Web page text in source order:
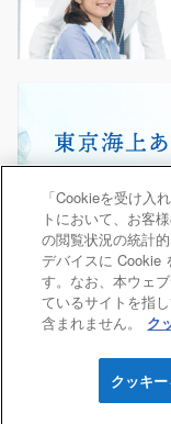
Copyright (C) TOKIO MARINE
「Cookieを受け入
トにおいて、お客
の閲覧状況の統計
デバイスに Cookie
す。なお、本ウェ
ているサイトを指
含まれません。
ク
クッキ